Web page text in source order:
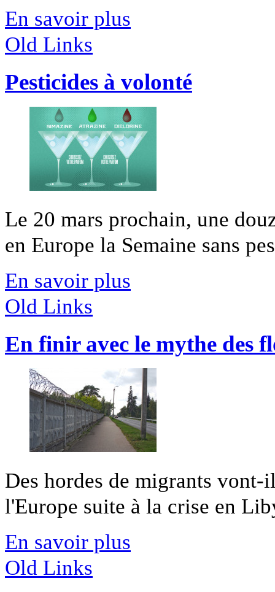
En savoir plus
Old Links
Pesticides à volonté
Le 20 mars prochain, une
en Europe la Semaine sans
En savoir plus
Old Links
En finir avec le mythe des
Des hordes de migrants vont-
l'Europe suite à la crise en
En savoir plus
Old Links